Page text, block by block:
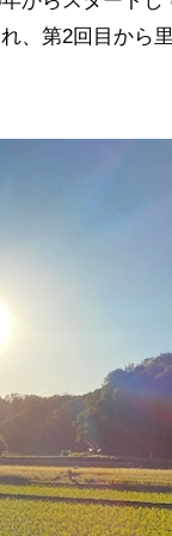
、第2回目から